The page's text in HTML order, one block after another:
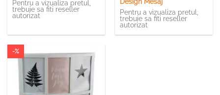
Pentru a vizualiza pretul,
trebuie sa fiti reseller
autorizat
Design Mesaj
Pentru a vizualiza pretul,
trebuie sa fiti reseller
autorizat
-%